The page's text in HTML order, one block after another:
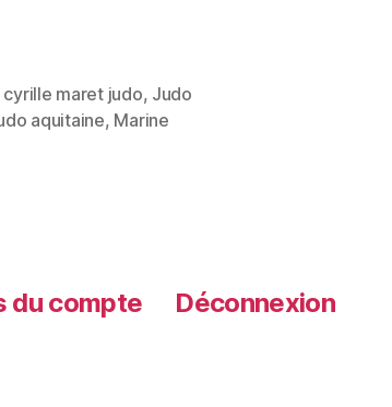
cyrille maret judo, Judo
aquitaine, Marine
du compte
Déconnexion